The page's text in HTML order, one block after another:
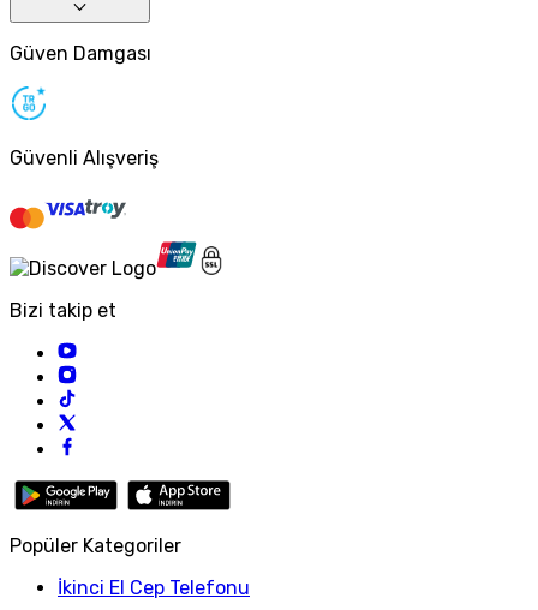
Güven Damgası
Güvenli Alışveriş
Bizi takip et
Popüler Kategoriler
İkinci El Cep Telefonu